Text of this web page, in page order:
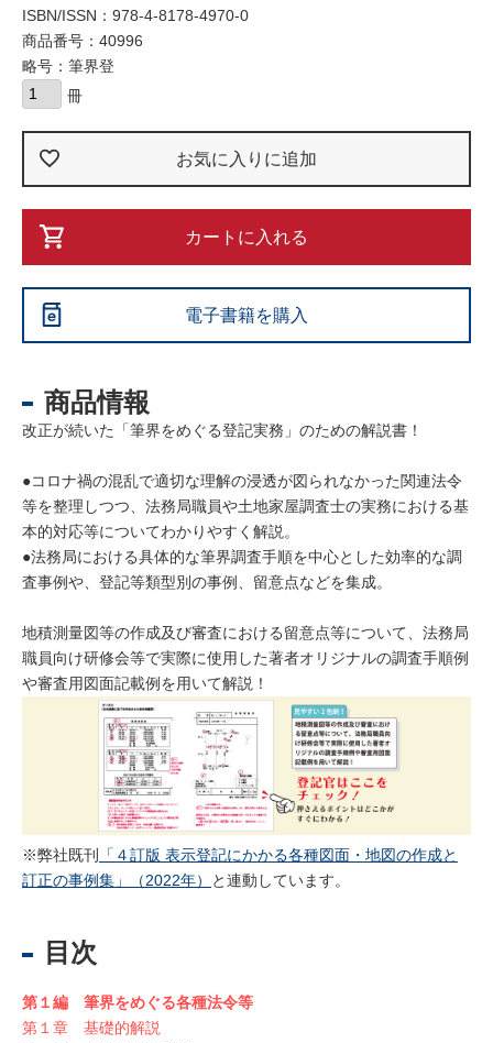
ISBN/ISSN： 978-4-8178-4970-0
商品番号：40996
略号：筆界登
お気に入りに追加
カートに入れる
電子書籍を購入
商品情報
改正が続いた「筆界をめぐる登記実務」のための解説書！
●コロナ禍の混乱で適切な理解の浸透が図られなかった関連法令
等を整理しつつ、法務局職員や土地家屋調査士の実務における基
本的対応等についてわかりやすく解説。
●法務局における具体的な筆界調査手順を中心とした効率的な調
査事例や、登記等類型別の事例、留意点などを集成。
地積測量図等の作成及び審査における留意点等について、法務局
職員向け研修会等で実際に使用した著者オリジナルの調査手順例
や審査用図面記載例を用いて解説！
※弊社既刊
「４訂版 表示登記にかかる各種図面・地図の作成と
訂正の事例集」（2022年）
と連動しています。
目次
第１編 筆界をめぐる各種法令等
第１章 基礎的解説